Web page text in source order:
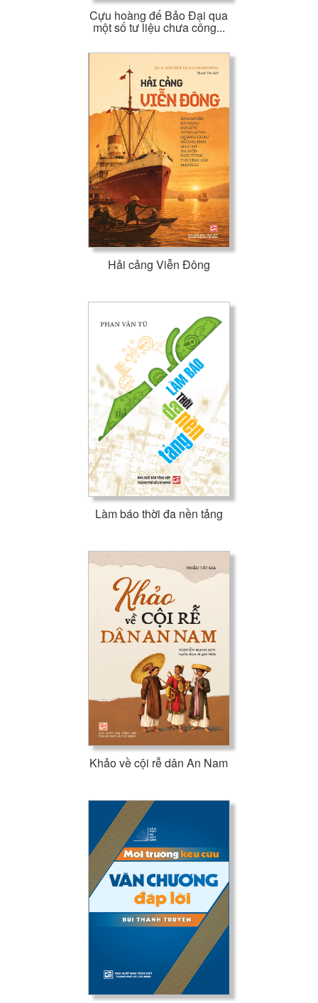
Cựu hoàng đế Bảo Đại qua
một số tư liệu chưa công...
Hải cảng Viễn Đông
Làm báo thời đa nền tảng
Khảo về cội rễ dân An Nam